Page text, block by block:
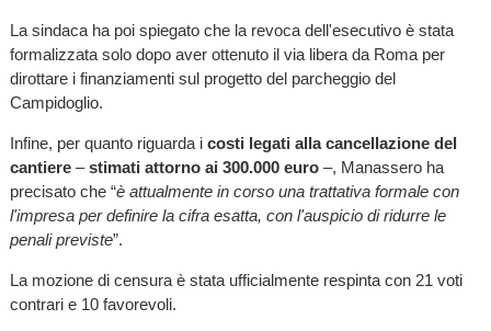
La sindaca ha poi spiegato che la revoca dell'esecutivo è stata
formalizzata solo dopo aver ottenuto il via libera da Roma per
dirottare i finanziamenti sul progetto del parcheggio del
Campidoglio.
Infine, per quanto riguarda i costi legati alla cancellazione del
cantiere–stimati attorno ai 300.000 euro–, Manassero ha
precisato che “è attualmente in corso una trattativa formale con
l'impresa per definire la cifra esatta, con l'auspicio di ridurre le
penali previste”.
La mozione di censura è stata ufficialmente respinta con 21 voti
contrari e 10 favorevoli.